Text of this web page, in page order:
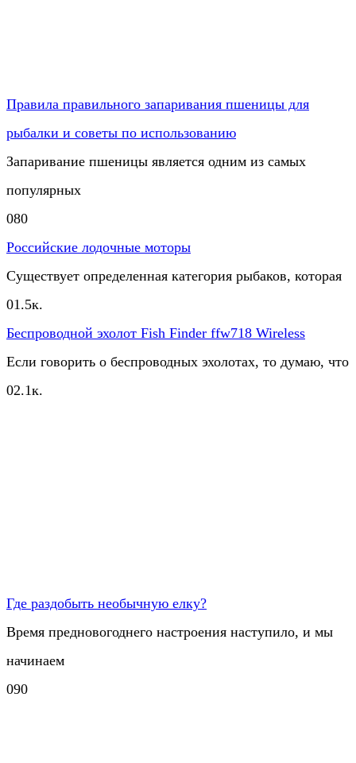
Правила правильного запаривания пшеницы для
рыбалки и советы по использованию
Запаривание пшеницы является одним из самых
популярных
080
Российские лодочные моторы
Существует определенная категория рыбаков, которая
01.5к.
Беспроводной эхолот Fish Finder ffw718 Wireless
Если говорить о беспроводных эхолотах, то думаю, что
02.1к.
Где раздобыть необычную елку?
​Время предновогоднего настроения наступило, и мы
начинаем
090